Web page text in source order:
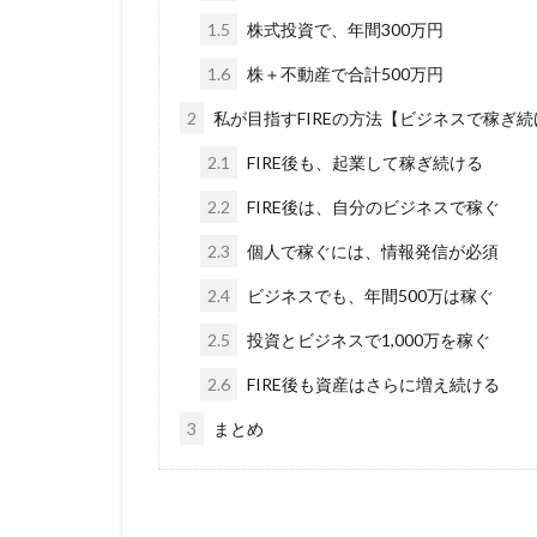
1.5 株式投資で、年間300万円
1.6 株＋不動産で合計500万円
2 私が目指すFIREの方法【ビジネスで稼ぎ
2.1 FIRE後も、起業して稼ぎ続ける
2.2 FIRE後は、自分のビジネスで稼ぐ
2.3 個人で稼ぐには、情報発信が必須
2.4 ビジネスでも、年間500万は稼ぐ
2.5 投資とビジネスで1,000万を稼ぐ
2.6 FIRE後も資産はさらに増え続ける
3 まとめ